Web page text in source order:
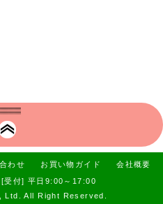
わせ お買い物ガイド
会社概要
[受付] 平日9:00～17:00
All Right Reserved.